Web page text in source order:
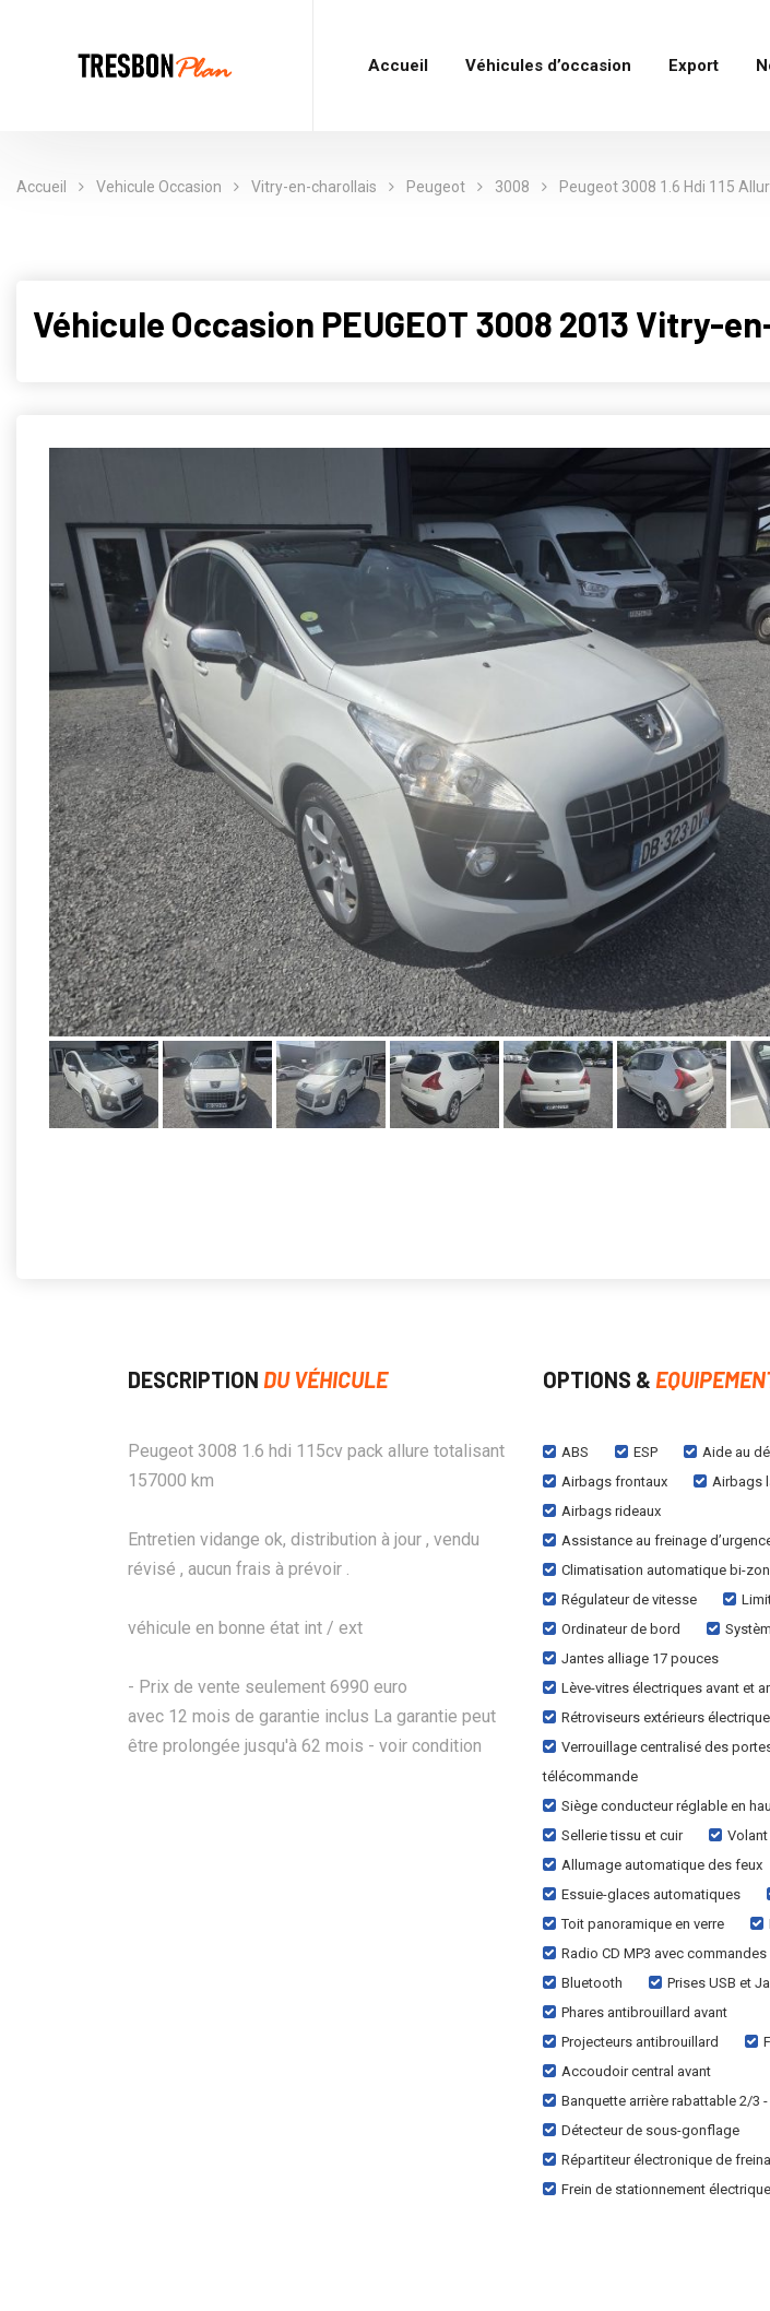
Accueil Véhicules d’occasion Export
Accueil Vehicule Occasion Vitry-en-charollais Peugeot 3008 Peugeot 3008 1.6 Hdi 115
Véhicule Occasion PEUGEOT 3008 2013 Vitry-
DESCRIPTION DU VÉHICULE
Peugeot 3008 1.6 hdi 115cv pack allure totalisant
157000 km
Entretien vidange ok, distribution à jour , vendu
révisé , aucun frais à prévoir .
véhicule en bonne état int / ext
- Prix de vente seulement 6990 euro
avec 12 mois de garantie inclus La garantie peut
être prolongée jusqu'à 62 mois - voir condition
OPTIONS &
ABS ESP
Aide au
Airbags frontaux
Airbags
Airbags rideaux
Assistance au freinage
Climatisation automatique bi-
Régulateur de vitesse
Ordinateur de bord
Jantes alliage 17 pouces
Lève-vitres électriques avant et
Rétroviseurs extérieurs
Verrouillage centralisé des
télécommande
Siège conducteur réglable en
Sellerie tissu et cuir
Allumage automatique des feux
Essuie-glaces automatiques
Toit panoramique en verre
Radio CD MP3 avec
Bluetooth
Prises USB et
Phares antibrouillard avant
Projecteurs antibrouillard
Accoudoir central avant
Banquette arrière rabattable 2/3
Détecteur de sous-gonflage
Répartiteur électronique de
Frein de stationnement électrique